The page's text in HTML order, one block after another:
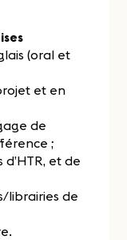
(oral et
et en
de
;
et de
librairies de